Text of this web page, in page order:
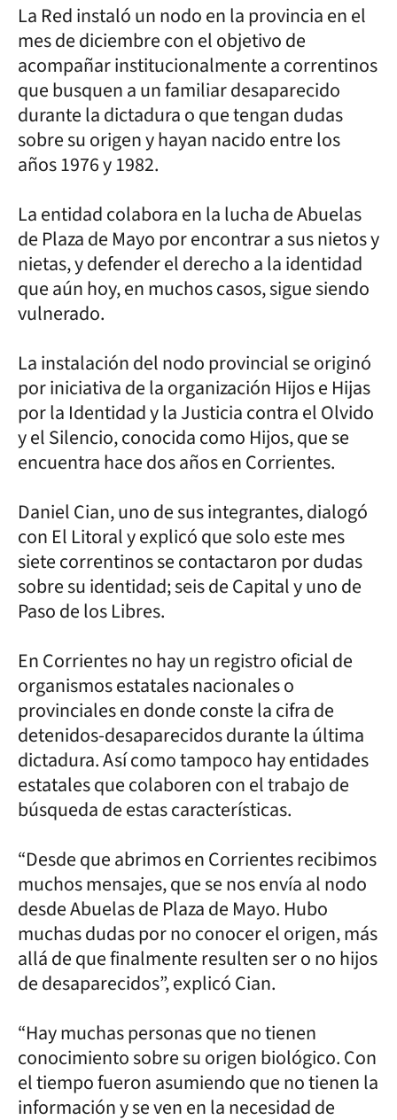
La Red instaló un nodo en la provincia en el
mes de diciembre con el objetivo de
acompañar institucionalmente a correntinos
que busquen a un familiar desaparecido
durante la dictadura o que tengan dudas
sobre su origen y hayan nacido entre los
años 1976 y 1982.
La entidad colabora en la lucha de Abuelas
de Plaza de Mayo por encontrar a sus nietos y
nietas, y defender el derecho a la identidad
que aún hoy, en muchos casos, sigue siendo
vulnerado.
La instalación del nodo provincial se originó
por iniciativa de la organización Hijos e Hijas
por la Identidad y la Justicia contra el Olvido
y el Silencio, conocida como Hijos, que se
encuentra hace dos años en Corrientes.
Daniel Cian, uno de sus integrantes, dialogó
con El Litoral y explicó que solo este mes
siete correntinos se contactaron por dudas
sobre su identidad; seis de Capital y uno de
Paso de los Libres.
En Corrientes no hay un registro oficial de
organismos estatales nacionales o
provinciales en donde conste la cifra de
detenidos-desaparecidos durante la última
dictadura. Así como tampoco hay entidades
estatales que colaboren con el trabajo de
búsqueda de estas características.
“Desde que abrimos en Corrientes recibimos
muchos mensajes, que se nos envía al nodo
desde Abuelas de Plaza de Mayo. Hubo
muchas dudas por no conocer el origen, más
allá de que finalmente resulten ser o no hijos
de desaparecidos”, explicó Cian.
“Hay muchas personas que no tienen
conocimiento sobre su origen biológico. Con
el tiempo fueron asumiendo que no tienen la
información y se ven en la necesidad de